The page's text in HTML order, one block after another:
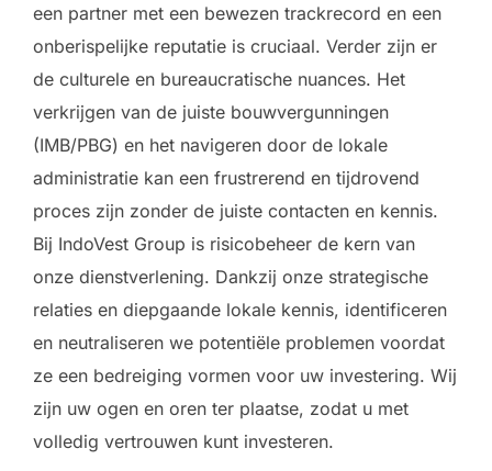
een partner met een bewezen trackrecord en een
onberispelijke reputatie is cruciaal. Verder zijn er
de culturele en bureaucratische nuances. Het
verkrijgen van de juiste bouwvergunningen
(IMB/PBG) en het navigeren door de lokale
administratie kan een frustrerend en tijdrovend
proces zijn zonder de juiste contacten en kennis.
Bij IndoVest Group is risicobeheer de kern van
onze dienstverlening. Dankzij onze strategische
relaties en diepgaande lokale kennis, identificeren
en neutraliseren we potentiële problemen voordat
ze een bedreiging vormen voor uw investering. Wij
zijn uw ogen en oren ter plaatse, zodat u met
volledig vertrouwen kunt investeren.